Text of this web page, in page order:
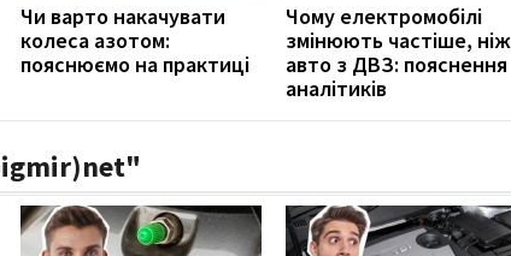
Чи варто накачувати
колеса азотом:
пояснюємо на практиці
Чому електромобілі
змінюють частіше, ніж
авто з ДВЗ: пояснення
аналітиків